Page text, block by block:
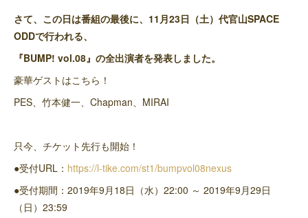
さて、この日は番組の最後に、11月23日（土）代官山SPACE
ODDで行われる、
『BUMP! vol.08』の全出演者を発表しました。
豪華ゲストはこちら！
PES、竹本健一、Chapman、MIRAI
只今、チケット先行も開始！
●受付URL： https://l-tike.com/st1/bumpvol08nexus
●受付期間：2019年9月18日（水）22:00 ～ 2019年9月29日
（日）23:59